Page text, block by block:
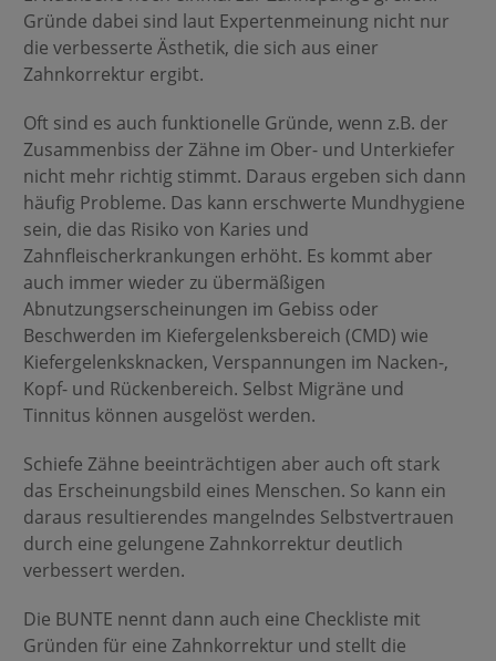
Gründe dabei sind laut Expertenmeinung nicht nur
die verbesserte Ästhetik, die sich aus einer
Zahnkorrektur ergibt.
Oft sind es auch funktionelle Gründe, wenn z.B. der
Zusammenbiss der Zähne im Ober- und Unterkiefer
nicht mehr richtig stimmt. Daraus ergeben sich dann
häufig Probleme. Das kann erschwerte Mundhygiene
sein, die das Risiko von Karies und
Zahnfleischerkrankungen erhöht. Es kommt aber
auch immer wieder zu übermäßigen
Abnutzungserscheinungen im Gebiss oder
Beschwerden im Kiefergelenksbereich (CMD) wie
Kiefergelenksknacken, Verspannungen im Nacken-,
Kopf- und Rückenbereich. Selbst Migräne und
Tinnitus können ausgelöst werden.
Schiefe Zähne beeinträchtigen aber auch oft stark
das Erscheinungsbild eines Menschen. So kann ein
daraus resultierendes mangelndes Selbstvertrauen
durch eine gelungene Zahnkorrektur deutlich
verbessert werden.
Die BUNTE nennt dann auch eine Checkliste mit
Gründen für eine Zahnkorrektur und stellt die